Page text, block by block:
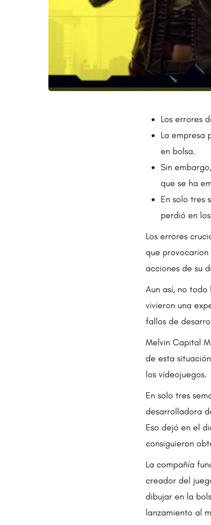
Los errores
La empresa
en bolsa.
Sin
que se ha
En solo tres
perdió en
Los errores
que
acciones de su
Aun así, no todo
vivieron una
fallos de
Melvin Capital
de esta
los videojuegos.
En solo tres
desarrolladora
Eso dejó en el
consiguieron
La compañía
creador del
dibujar en la
lanzamiento al